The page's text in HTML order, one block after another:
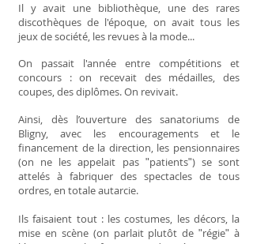
Il y avait une bibliothèque, une des rares
discothèques de l'époque, on avait tous les
jeux de société, les revues à la mode...
On passait l'année entre compétitions et
concours : on recevait des médailles, des
coupes, des diplômes. On revivait.
Ainsi, dès l’ouverture des sanatoriums de
Bligny, avec les encouragements et le
financement de la direction, les pensionnaires
(on ne les appelait pas ʺpatientsʺ) se sont
attelés à fabriquer des spectacles de tous
ordres, en totale autarcie.
Ils faisaient tout : les costumes, les décors, la
mise en scène (on parlait plutôt de ʺrégieʺ à